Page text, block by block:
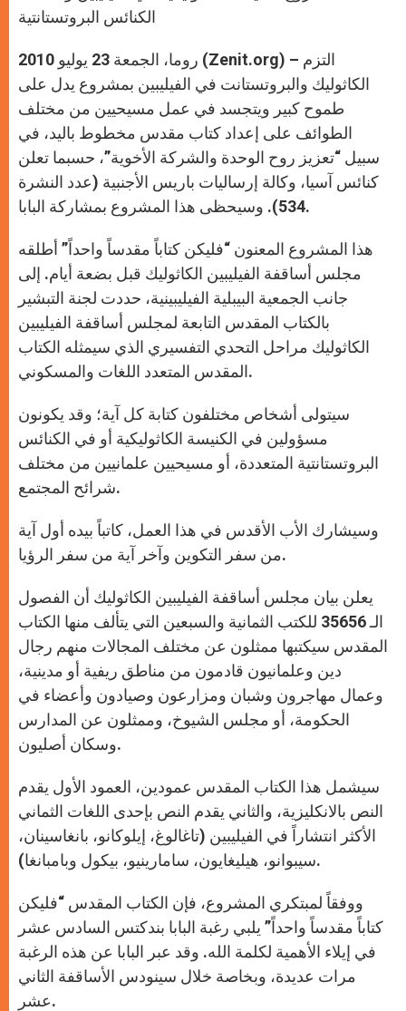
r
الكنائس البروتستانتية
روما، الجمعة 23 يوليو 2010 (Zenit.org) – التزم
الكاثوليك والبروتستانت في الفيليبين بمشروع يدل على
طموح كبير ويتجسد في عمل مسيحيين من مختلف
الطوائف على إعداد كتاب مقدس مخطوط باليد، في
سبيل “تعزيز روح الوحدة والشركة الأخوية”، حسبما تعلن
كنائس آسيا، وكالة إرساليات باريس الأجنبية (عدد النشرة
534). وسيحظى هذا المشروع بمشاركة البابا.
هذا المشروع المعنون “فليكن كتاباً مقدساً واحداً” أطلقه
مجلس أساقفة الفيليبين الكاثوليك قبل بضعة أيام. إلى
جانب الجمعية البيبلية الفيليبينية، حددت لجنة التبشير
بالكتاب المقدس التابعة لمجلس أساقفة الفيليبين
الكاثوليك مراحل التحدي التفسيري الذي سيمثله الكتاب
المقدس المتعدد اللغات والمسكوني.
سيتولى أشخاص مختلفون كتابة كل آية؛ وقد يكونون
مسؤولين في الكنيسة الكاثوليكية أو في الكنائس
البروتستانتية المتعددة، أو مسيحيين علمانيين من مختلف
شرائح المجتمع.
وسيشارك الأب الأقدس في هذا العمل، كاتباً بيده أول آية
من سفر التكوين وآخر آية من سفر الرؤيا.
يعلن بيان مجلس أساقفة الفيليبين الكاثوليك أن الفصول
الـ 35656 للكتب الثمانية والسبعين التي يتألف منها الكتاب
المقدس سيكتبها ممثلون عن مختلف المجالات منهم رجال
دين وعلمانيون قادمون من مناطق ريفية أو مدينية،
وعمال مهاجرون وشبان ومزارعون وصيادون وأعضاء في
الحكومة، أو مجلس الشيوخ، وممثلون عن المدارس
وسكان أصليون.
سيشمل هذا الكتاب المقدس عمودين، العمود الأول يقدم
النص بالانكليزية، والثاني يقدم النص بإحدى اللغات الثماني
الأكثر انتشاراً في الفيليبين (تاغالوغ، إيلوكانو، بانغاسينان،
سيبوانو، هيليغايون، سامارينيو، بيكول وبامبانغا).
ووفقاً لمبتكري المشروع، فإن الكتاب المقدس “فليكن
كتاباً مقدساً واحداً” يلبي رغبة البابا بندكتس السادس عشر
في إيلاء الأهمية لكلمة الله. وقد عبر البابا عن هذه الرغبة
مرات عديدة، وبخاصة خلال سينودس الأساقفة الثاني
عشر.